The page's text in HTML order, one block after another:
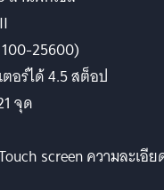
25600)
อร์ได้ 4.5 สต็อป
จุด
screen ความละเอี